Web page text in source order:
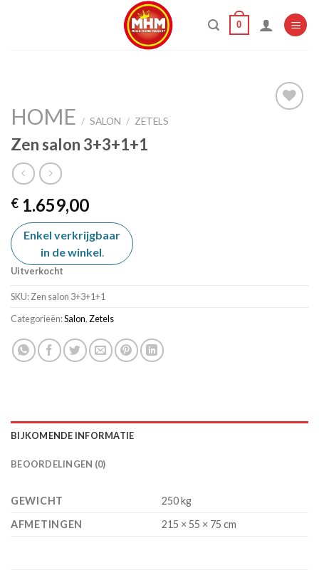
0
HOME / SALON / ZETELS
Zen salon 3+3+1+1
€ 1.659,00
Enkel verkrijgbaar
in de winkel
Uitverkocht
SKU:Zen salon 3+3+1+1
Categorieën:Salon,Zetels
BIJKOMENDE INFORMATIE
BEOORDELINGEN (0)
GEWICHT
250 kg
AFMETINGEN
215 × 55 × 75 cm